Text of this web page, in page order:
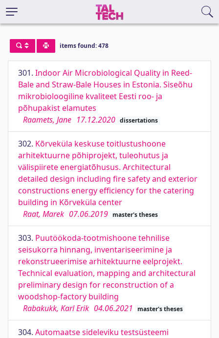
items found: 478
301. Indoor Air Microbiological Quality in Reed-
Bale and Straw-Bale Houses in Estonia. Siseõhu
mikrobioloogiline kvaliteet Eesti roo- ja
põhupakist elamutes
Raamets, Jane 17.12.2020 dissertations
302. Kõrveküla keskuse toitlustushoone
arhitektuurne põhiprojekt, tuleohutus ja
välispiirete energiatõhusus. Architectural
detailed design including fire safety and exterior
constructions energy efficiency for the catering
building in Kõrveküla center
Raat, Marek 07.06.2019 master's theses
303. Puutöökoda-tootmishoone tehnilise
seisukorra hinnang, inventariseerimine ja
rekonstrueerimise arhitektuurne eelprojekt.
Technical evaluation, mapping and architectural
preliminary design for reconstruction of a
woodshop-factory building
Rabakukk, Karl Erik 04.06.2021 master's theses
304. Automaatse sideleviku testsüsteemi